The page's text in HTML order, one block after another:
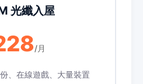
光纖入屋
/月
、在線遊戲、大量裝置